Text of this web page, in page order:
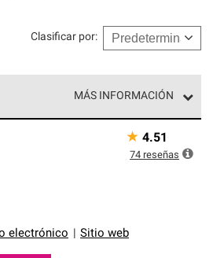
Clasificar por:
MÁS INFORMACIÓN
nivel superior de nuestra red
estándares estrictos de
nuestra mejor garantía de
electrónico Sitio web
★ 4.51
74 reseñas